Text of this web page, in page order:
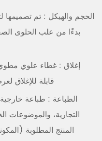
الحجم والهيكل : تم تصميمها
بدءًا من علب الحلوى
إغلاق : غطاء علوي
قابلة للإغلاق
الطباعة : طباعة خارجية
التجارية، والموضوعات
المنتج المطلوبة